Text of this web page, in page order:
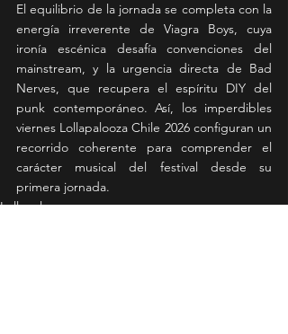
El equilibrio de la jornada se completa con la
energía irreverente de Viagra Boys, cuya
ironía escénica desafía convenciones del
mainstream, y la urgencia directa de Bad
Nerves, que recupera el espíritu DIY del
punk contemporáneo. Así, los imperdibles
viernes Lollapalooza Chile 2026 configuran un
recorrido coherente para comprender el
carácter musical del festival desde su
primera jornada.
Lollapalooza